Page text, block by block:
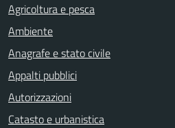
Agricoltura e pesca
Ambiente
Anagrafe e stato civile
Appalti pubblici
Autorizzazioni
Catasto e urbanistica